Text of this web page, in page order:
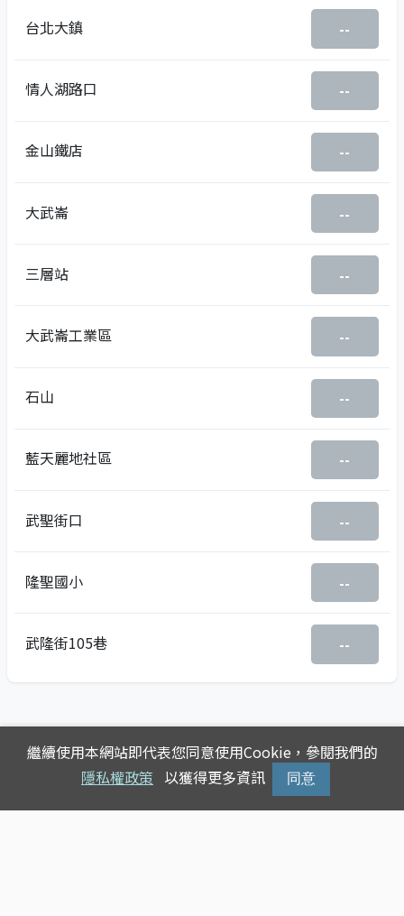
台北大鎮 --
情人湖路口 --
金山鐵店 --
大武崙 --
三層站 --
大武崙工業區 --
石山 --
藍天麗地社區 --
武聖街口 --
隆聖國小 --
武隆街105巷 --
繼續使用本網站即代表您同意使用Cookie，參閱我們的
隱私權政策 以獲得更多資訊 同意